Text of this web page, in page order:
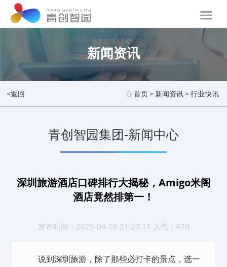
新闻资讯
<返回 首页> 新闻资讯>行业快讯
青创智园集团-新闻中心
深圳旅游酒店口碑排行大揭秘，Amigo米阁
酒店竟然排第一！
发布时间：2025-04-08 21:27:11 人气：470
说到深圳旅游 ，除了那些必打卡的景点，选一